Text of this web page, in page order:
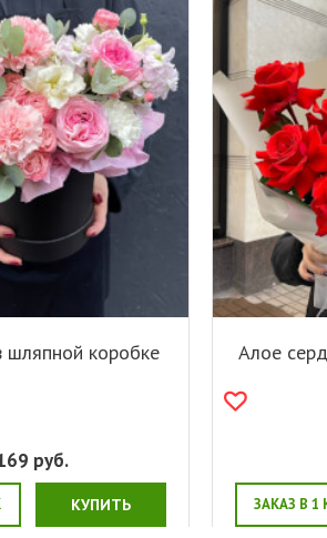
шляпной коробке
руб.
КУПИТЬ
Алое
ЗАКАЗ В 1